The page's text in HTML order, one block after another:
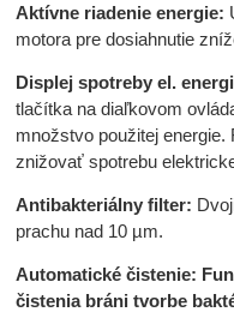
Aktívne riadenie energie:
motora pre dosiahnutie
Displej spotreby el.
tlačítka na diaľkovom
množstvo použitej
znižovať spotrebu
Antibakteriálny filter:
prachu nad 10 µm.
Automatické čistenie:
čistenia bráni tvorbe